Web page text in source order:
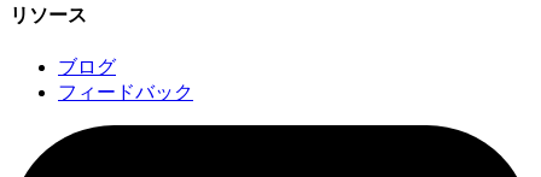
リソース
ブログ
フィードバック